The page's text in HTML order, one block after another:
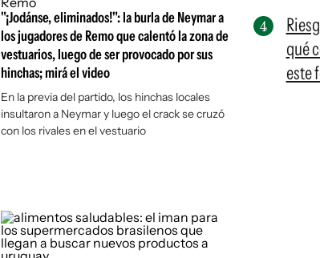
"¡Jodánse, eliminados!": la burla de Neymar a
los jugadores de Remo que calentó la zona de
vestuarios, luego de ser provocado por sus
hinchas; mirá el video
En la previa del partido, los hinchas locales
insultaron a Neymar y luego el crack se cruzó
con los rivales en el vestuario
qué
este